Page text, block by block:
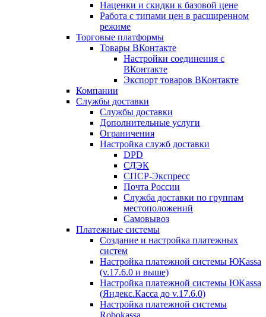
Наценки и скидки к базовой цене
Работа с типами цен в расширенном
режиме
Торговые платформы
Товары ВКонтакте
Настройки соединения с
ВКонтакте
Экспорт товаров ВКонтакте
Компании
Службы доставки
Службы доставки
Дополнительные услуги
Ограничения
Настройка служб доставки
DPD
СДЭК
СПСР-Экспресс
Почта России
Служба доставки по группам
местоположений
Самовывоз
Платежные системы
Создание и настройка платежных
систем
Настройка платежной системы ЮKassa
(v.17.6.0 и выше)
Настройка платежной системы ЮKassa
(Яндекс.Касса до v.17.6.0)
Настройка платежной системы
Robokassa